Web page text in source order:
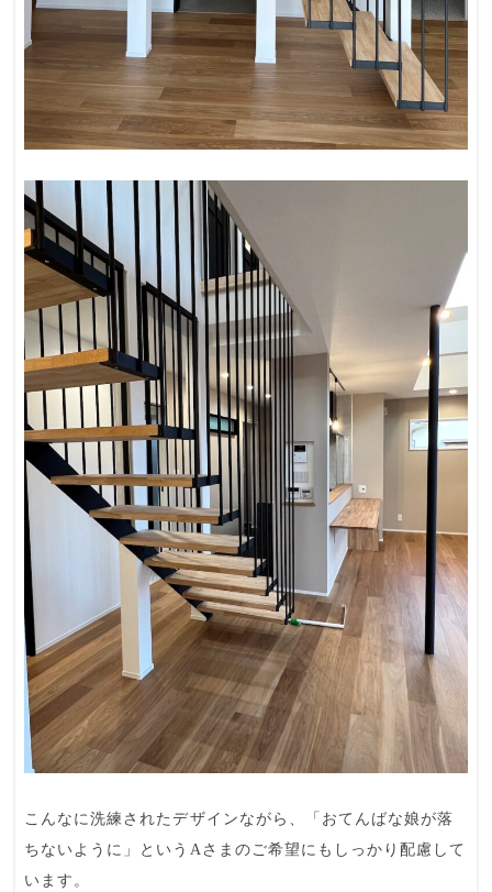
こんなに洗練されたデザインながら、「おてんばな娘が落
ちないように」というAさまのご希望にもしっかり配慮して
います。